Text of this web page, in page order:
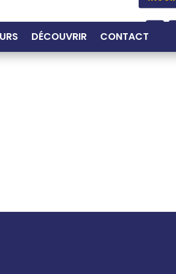
DÉCOUVRIR CONTACT